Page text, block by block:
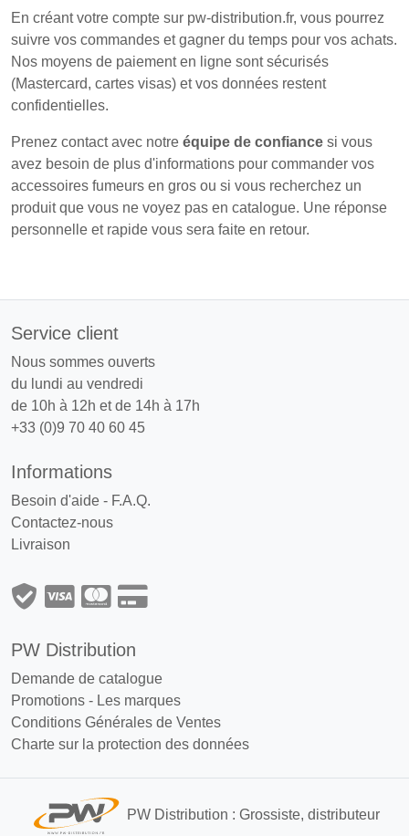
En créant votre compte sur pw-distribution.fr, vous pourrez
suivre vos commandes et gagner du temps pour vos achats.
Nos moyens de paiement en ligne sont sécurisés
(Mastercard, cartes visas) et vos données restent
confidentielles.
Prenez contact avec notre équipe de confiance si vous
avez besoin de plus d'informations pour commander vos
accessoires fumeurs en gros ou si vous recherchez un
produit que vous ne voyez pas en catalogue. Une réponse
personnelle et rapide vous sera faite en retour.
Service client
Nous sommes ouverts
du lundi au vendredi
de 10h à 12h et de 14h à 17h
+33 (0)9 70 40 60 45
Informations
Besoin d'aide - F.A.Q.
Contactez-nous
Livraison
PW Distribution
Demande de catalogue
Promotions - Les marques
Conditions Générales de Ventes
Charte sur la protection des données
PW Distribution : Grossiste, distributeur